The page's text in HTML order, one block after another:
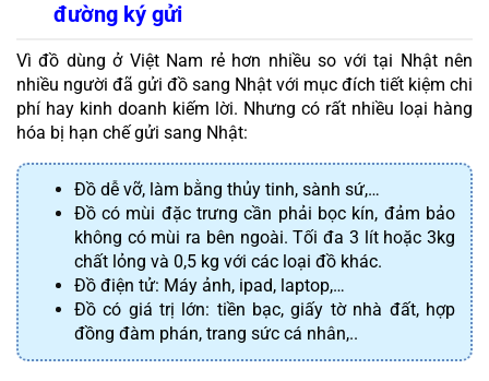
đường ký gửi
Vì đồ dùng ở Việt Nam rẻ hơn nhiều so với tại Nhật nên
nhiều người đã gửi đồ sang Nhật với mục đích tiết kiệm chi
phí hay kinh doanh kiếm lời. Nhưng có rất nhiều loại hàng
hóa bị hạn chế gửi sang Nhật:
Đồ dễ vỡ, làm bằng thủy tinh, sành sứ,…
Đồ có mùi đặc trưng cần phải bọc kín, đảm bảo
không có mùi ra bên ngoài. Tối đa 3 lít hoặc 3kg
chất lỏng và 0,5 kg với các loại đồ khác.
Đồ điện tử: Máy ảnh, ipad, laptop,…
Đồ có giá trị lớn: tiền bạc, giấy tờ nhà đất, hợp
đồng đàm phán, trang sức cá nhân,..